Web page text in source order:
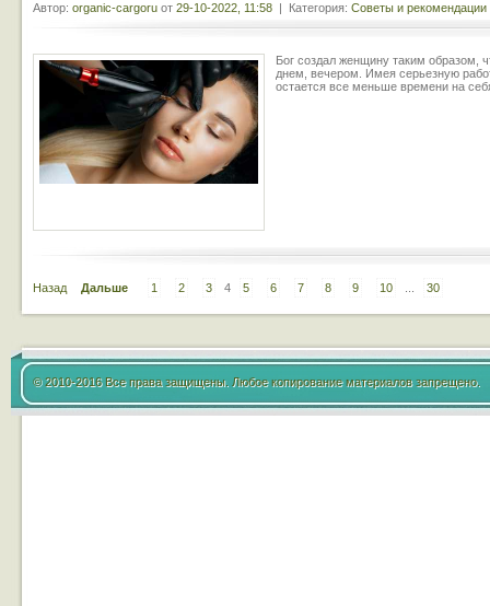
Автор: organic-cargoru от 29-10-2022, 11:58 | Категория: Советы и рекомендации
Бог создал женщину таким образом,
днем, вечером. Имея серьезную
остается все меньше времени на
Назад Дальше 1 2 3 4 5 6 7 8 9 10 30
© 2010-2016 Все права защищены. Любое копирование материалов запрещено.